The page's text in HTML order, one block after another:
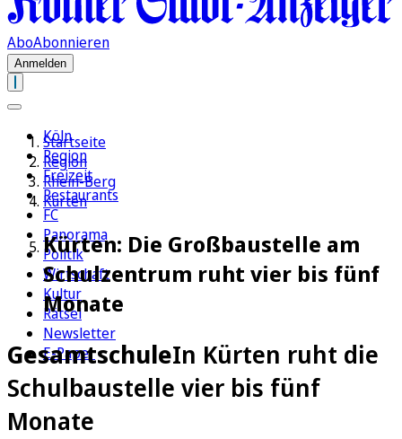
AboAbonnieren
Anmelden
Köln
Region
Freizeit
Restaurants
FC
Panorama
Politik
Wirtschaft
Kultur
Rätsel
Newsletter
E-Paper
Startseite
Region
Rhein-Berg
Kürten
Kürten: Die Großbaustelle am
Schulzentrum ruht vier bis fünf
Monate
GesamtschuleIn Kürten ruht die
Schulbaustelle vier bis fünf
Monate